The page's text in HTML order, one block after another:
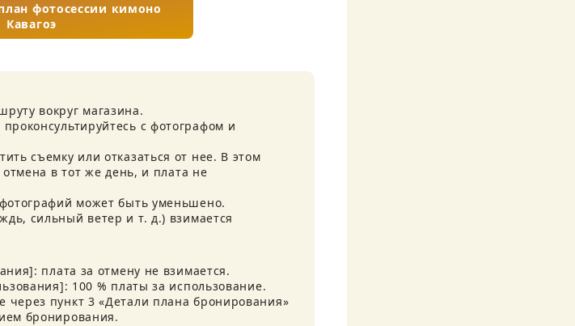
фотосессии кимоно
Кавагоэ
вокруг магазина.
с фотографом и
съемку или отказаться от нее. В этом
отмена в тот же день, и плата не
фотографий может быть уменьшено.
сильный ветер и т. д.) взимается
плата за отмену не взимается.
100 % платы за использование.
пункт 3 «Детали плана бронирования»
бронирования.